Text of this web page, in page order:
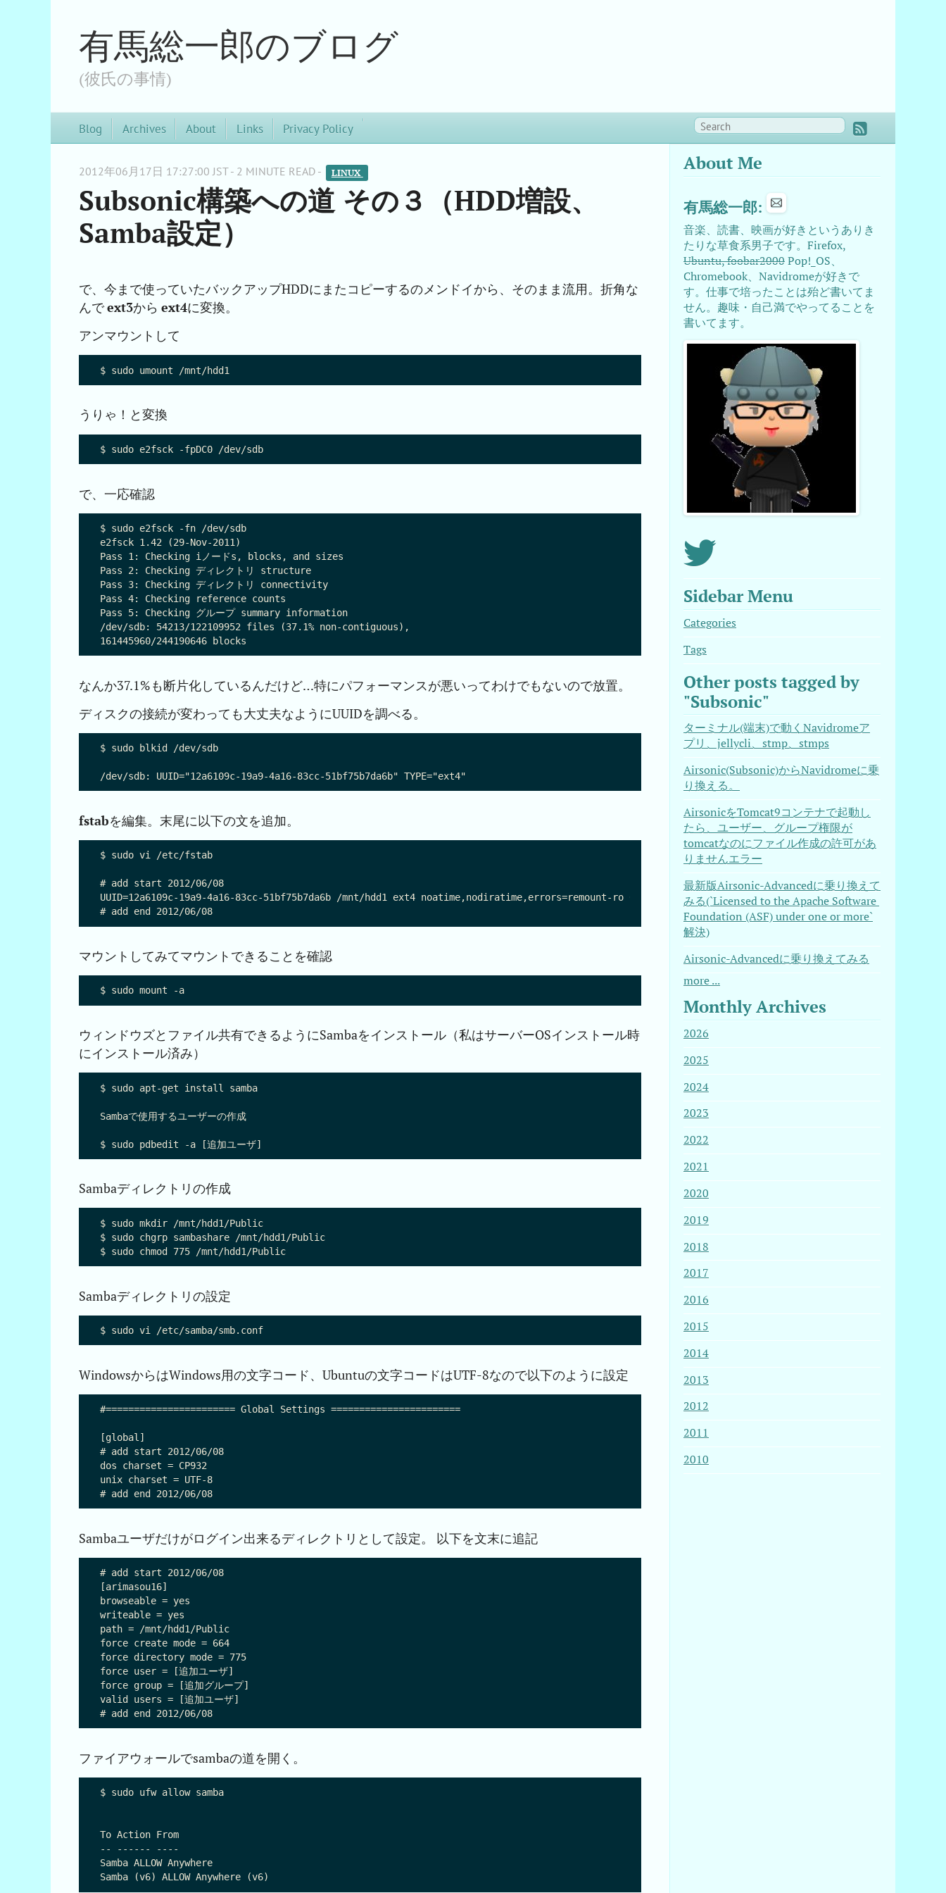
有馬総一郎のブログ
(彼氏の事情)
Blog Archives About Links Privacy Policy
2012年06月17日 17:27:00 JST - 2 MINUTE READ - LINUX
Subsonic構築への道 その３（HDD増設、
Samba設定）
で、今まで使っていたバックアップHDDにまたコピーするのメンドイから、そのまま流用。折角な
んでext3から ext4に変換。
アンマウントして
うりゃ！と変換
で、一応確認
$ sudo e2fsck -fn /dev/sdb
e2fsck 1.42 (29-Nov-2011)
Pass 1: Checking iノードs, blocks, and sizes
Pass 2: Checking ディレクトリ structure
Pass 3: Checking ディレクトリ connectivity
Pass 4: Checking reference counts
Pass 5: Checking グループ summary information
/dev/sdb: 54213/122109952 files (37.1% non-contiguous),
なんか37.1%も断片化しているんだけど…特にパフォーマンスが悪いってわけでもないので放置。
ディスクの接続が変わっても大丈夫なようにUUIDを調べる。
$ sudo blkid /dev/sdb
fstabを編集。末尾に以下の文を追加。
$ sudo vi /etc/fstab
# add start 2012/06/08
UUID=12a6109c-19a9-4a16-83cc-51bf75b7da6b /mnt/hdd1 ext4 noatime,nodiratime,errors=remount-ro 0 0
マウントしてみてマウントできることを確認
ウィンドウズとファイル共有できるようにSambaをインストール（私はサーバーOSインストール時
にインストール済み）
$ sudo apt-get install samba
Sambaで使用するユーザーの作成
Sambaディレクトリの作成
$ sudo mkdir /mnt/hdd1/Public
$ sudo chgrp sambashare /mnt/hdd1/Public
Sambaディレクトリの設定
WindowsからはWindows用の文字コード、Ubuntuの文字コードはUTF-8なので以下のように設定
#======================= Global Settings =======================
[global]
# add start 2012/06/08
dos charset = CP932
unix charset = UTF-8
Sambaユーザだけがログイン出来るディレクトリとして設定。 以下を文末に追記
# add start 2012/06/08
[arimasou16]
browseable = yes
writeable = yes
path = /mnt/hdd1/Public
force create mode = 664
force directory mode = 775
force user = [追加ユーザ]
force group = [追加グループ]
valid users = [追加ユーザ]
ファイアウォールでsambaの道を開く。
$ sudo ufw allow samba
To Action From
-- ------ ----
Samba ALLOW Anywhere
About Me
有馬総一郎:
音楽、読書、映画が好きというありき
たりな草食系男子です。Firefox,
Ubuntu, foobar2000Pop!_OS、
Chromebook、Navidromeが好きで
す。仕事で培ったことは殆ど書いてま
せん。趣味・自己満でやってることを
書いてます。
Sidebar Menu
Categories
Tags
Other posts tagged by
"Subsonic"
ターミナル(端末)で動くNavidromeア
プリ、jellycli、stmp、stmps
Airsonic(Subsonic)からNavidromeに乗
り換える。
AirsonicをTomcat9コンテナで起動し
たら、ユーザー、グループ権限が
tomcatなのにファイル作成の許可があ
りませんエラー
最新版Airsonic-Advancedに乗り換えて
みる(`Licensed to the Apache Software
Foundation (ASF) under one or more`
解決)
Airsonic-Advancedに乗り換えてみる
more ...
Monthly Archives
2026
2025
2024
2023
2022
2021
2020
2019
2018
2017
2016
2015
2014
2013
2012
2011
2010